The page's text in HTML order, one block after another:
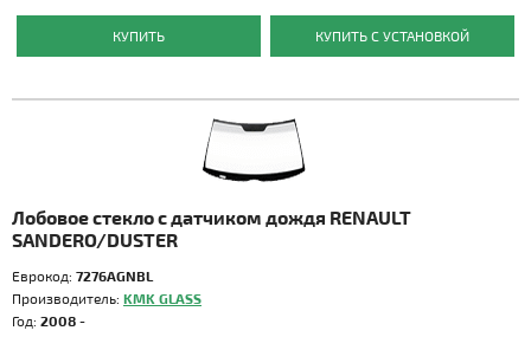
КУПИТЬ КУПИТЬ С УСТАНОВКОЙ
Лобовое стекло с датчиком дождя RENAULT
SANDERO/DUSTER
Еврокод: 7276AGNBL
Производитель: KMK GLASS
Год: 2008 -